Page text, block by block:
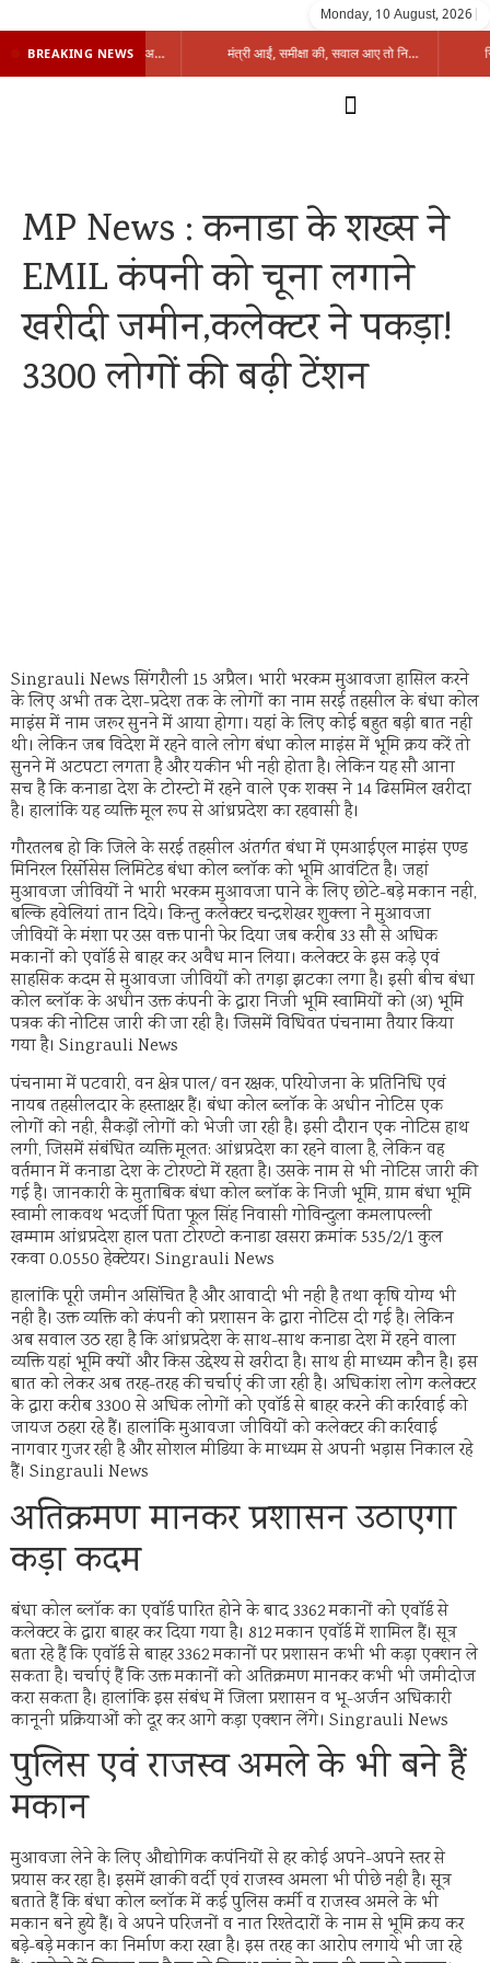
Monday, 10 August, 2026
BREAKING NEWS प्रभारी मंत्री के निशाने पर नगर निगम,अफसरों को 10 दिन का अल्टीमेटम,नहीं होगी कार्रवाई, महापौर-आयुक्त के बीच सौहार्दहीनता पर मंत्री ने उठाए सवाल मंत्री आईं, समीक्षा की, सवाल आए तो निकल गईं – खाली जयंत चौंकीं पर नहीं दिया जवाब
MP News : कनाडा के शख्स ने
EMIL कंपनी को चूना लगाने
खरीदी जमीन,कलेक्टर ने पकड़ा!
3300 लोगों की बढ़ी टेंशन
Singrauli News सिंगरौली 15 अप्रैल। भारी भरकम मुआवजा हासिल करने
के लिए अभी तक देश-प्रदेश तक के लोगों का नाम सरई तहसील के बंधा कोल
माइंस में नाम जरूर सुनने में आया होगा। यहां के लिए कोई बहुत बड़ी बात नही
थी। लेकिन जब विदेश में रहने वाले लोग बंधा कोल माइंस में भूमि क्रय करें तो
सुनने में अटपटा लगता है और यकीन भी नही होता है। लेकिन यह सौ आना
सच है कि कनाडा देश के टोरन्टो में रहने वाले एक शक्स ने 14 ढिसमिल खरीदा
है। हालांकि यह व्यक्ति मूल रूप से आंध्रप्रदेश का रहवासी है।
गौरतलब हो कि जिले के सरई तहसील अंतर्गत बंधा में एमआईएल माइंस एण्ड
मिनिरल रिर्सोसेस लिमिटेड बंधा कोल ब्लॉक को भूमि आवंटित है। जहां
मुआवजा जीवियों ने भारी भरकम मुआवजा पाने के लिए छोटे-बड़े मकान नही,
बल्कि हवेलियां तान दिये। किन्तु कलेक्टर चन्द्रशेखर शुक्ला ने मुआवजा
जीवियों के मंशा पर उस वक्त पानी फेर दिया जब करीब 33 सौ से अधिक
मकानों को एवॉर्ड से बाहर कर अवैध मान लिया। कलेक्टर के इस कड़े एवं
साहसिक कदम से मुआवजा जीवियों को तगड़ा झटका लगा है। इसी बीच बंधा
कोल ब्लॉक के अधीन उक्त कंपनी के द्वारा निजी भूमि स्वामियों को (अ) भूमि
पत्रक की नोटिस जारी की जा रही है। जिसमें विधिवत पंचनामा तैयार किया
गया है। Singrauli News
पंचनामा में पटवारी, वन क्षेत्र पाल/ वन रक्षक, परियोजना के प्रतिनिधि एवं
नायब तहसीलदार के हस्ताक्षर हैं। बंधा कोल ब्लॉक के अधीन नोटिस एक
लोगों को नही, सैकड़ों लोगों को भेजी जा रही है। इसी दौरान एक नोटिस हाथ
लगी, जिसमें संबंधित व्यक्ति मूलत: आंध्रप्रदेश का रहने वाला है, लेकिन वह
वर्तमान में कनाडा देश के टोरण्टो में रहता है। उसके नाम से भी नोटिस जारी की
गई है। जानकारी के मुताबिक बंधा कोल ब्लॉक के निजी भूमि, ग्राम बंधा भूमि
स्वामी लाकवथ भदर्जी पिता फूल सिंह निवासी गोविन्दुला कमलापल्ली
खम्माम आंध्रप्रदेश हाल पता टोरण्टो कनाडा खसरा क्रमांक 535/2/1 कुल
रकवा 0.0550 हेक्टेयर। Singrauli News
हालांकि पूरी जमीन असिंचित है और आवादी भी नही है तथा कृषि योग्य भी
नही है। उक्त व्यक्ति को कंपनी को प्रशासन के द्वारा नोटिस दी गई है। लेकिन
अब सवाल उठ रहा है कि आंध्रप्रदेश के साथ-साथ कनाडा देश में रहने वाला
व्यक्ति यहां भूमि क्यों और किस उद्देश्य से खरीदा है। साथ ही माध्यम कौन है। इस
बात को लेकर अब तरह-तरह की चर्चाएं की जा रही है। अधिकांश लोग कलेक्टर
के द्वारा करीब 3300 से अधिक लोगों को एवॉर्ड से बाहर करने की कार्रवाई को
जायज ठहरा रहे हैं। हालांकि मुआवजा जीवियों को कलेक्टर की कार्रवाई
नागवार गुजर रही है और सोशल मीडिया के माध्यम से अपनी भड़ास निकाल रहे
हैं। Singrauli News
अतिक्रमण मानकर प्रशासन उठाएगा
कड़ा कदम
बंधा कोल ब्लॉक का एवॉर्ड पारित होने के बाद 3362 मकानों को एवॉर्ड से
कलेक्टर के द्वारा बाहर कर दिया गया है। 812 मकान एवॉर्ड में शामिल हैं। सूत्र
बता रहे हैं कि एवॉर्ड से बाहर 3362 मकानों पर प्रशासन कभी भी कड़ा एक्शन ले
सकता है। चर्चाएं हैं कि उक्त मकानों को अतिक्रमण मानकर कभी भी जमीदोज
करा सकता है। हालांकि इस संबंध में जिला प्रशासन व भू-अर्जन अधिकारी
कानूनी प्रक्रियाओं को दूर कर आगे कड़ा एक्शन लेंगे। Singrauli News
पुलिस एवं राजस्व अमले के भी बने हैं
मकान
मुआवजा लेने के लिए औद्योगिक कपंनियों से हर कोई अपने-अपने स्तर से
प्रयास कर रहा है। इसमें खाकी वर्दी एवं राजस्व अमला भी पीछे नही है। सूत्र
बताते हैं कि बंधा कोल ब्लॉक में कई पुलिस कर्मी व राजस्व अमले के भी
मकान बने हुये हैं। वे अपने परिजनों व नात रिश्तेदारों के नाम से भूमि क्रय कर
बड़े-बड़े मकान का निर्माण करा रखा है। इस तरह का आरोप लगाये भी जा रहे